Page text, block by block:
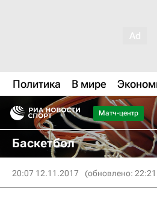
Политика В мире
Матч-центр
Баскетбол
20:07 12.11.2017 (обновлено: